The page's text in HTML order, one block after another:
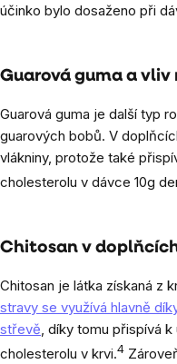
účinko bylo dosaženo při
Guarová guma a
Guarová guma je další typ
guarových bobů. V
vlákniny, protože také
cholesterolu v dávce 10g
Chitosan v
Chitosan je látka získaná z
stravy se využívá hlavně
střevě, díky tomu přispívá k
cholesterolu v krvi.4